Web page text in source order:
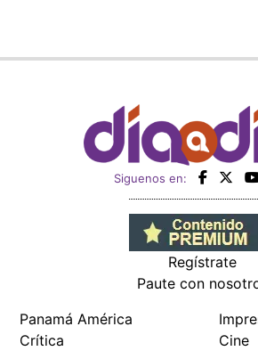
Siguenos en:
Regístrate
Paute con
Panamá América
Crítica
Cine